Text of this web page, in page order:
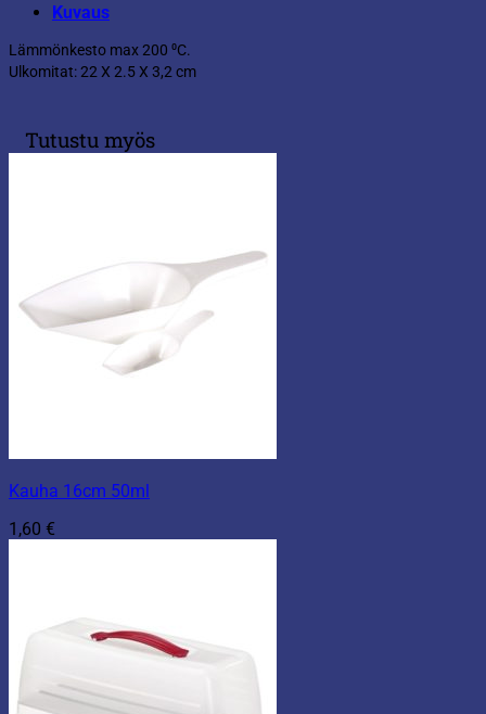
Kuvaus
Lämmönkesto max 200 ⁰C.
Ulkomitat: 22 X 2.5 X 3,2 cm
Tutustu myös
Kauha 16cm 50ml
1,60 €